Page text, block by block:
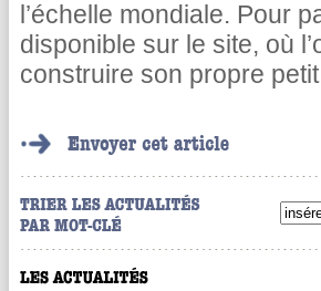
l’échelle mondiale. Pour
disponible sur le site, où
construire son propre